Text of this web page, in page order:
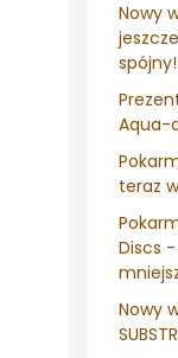
Nowy
spójny!
Aqua-
teraz
Discs
Nowy